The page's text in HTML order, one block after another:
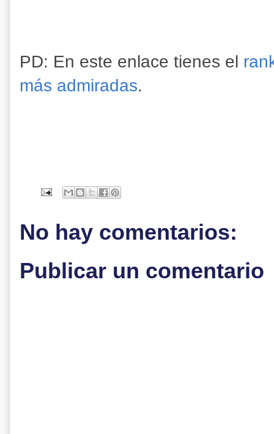
PD: En este enlace tienes el
más admiradas.
No hay comentarios:
Publicar un comentario